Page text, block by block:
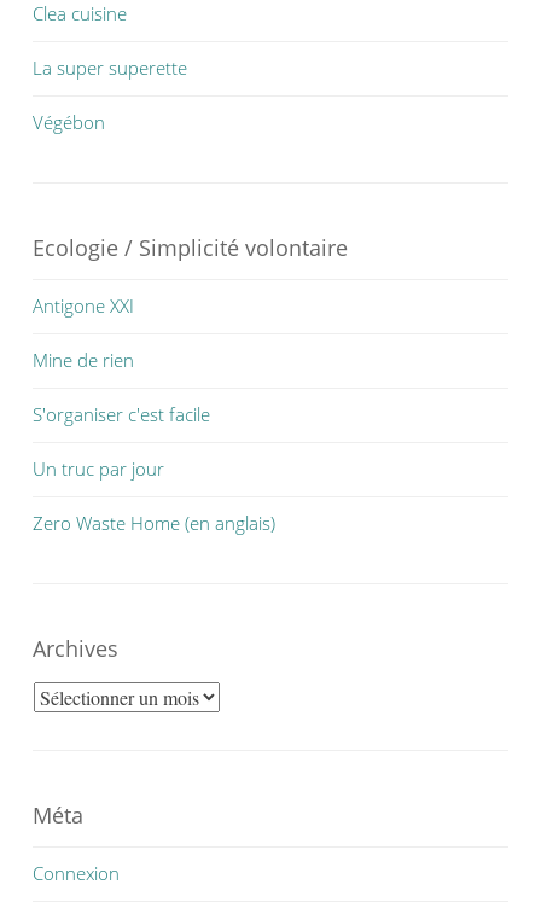
Clea cuisine
La super superette
Végébon
Ecologie / Simplicité volontaire
Antigone XXI
Mine de rien
S'organiser c'est facile
Un truc par jour
Zero Waste Home (en anglais)
Archives
Archives
Méta
Connexion